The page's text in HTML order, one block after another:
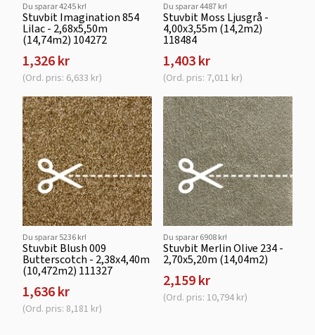
Du sparar 4245 kr!
Stuvbit Imagination 854
Lilac - 2,68x5,50m
(14,74m2) 104272
1,326 kr
(Ord. pris: 6,633 kr)
Du sparar 4487 kr!
Stuvbit Moss Ljusgrå -
4,00x3,55m (14,2m2)
118484
1,403 kr
(Ord. pris: 7,011 kr)
Du sparar 5236 kr!
Stuvbit Blush 009
Butterscotch - 2,38x4,40m
(10,472m2) 111327
1,636 kr
(Ord. pris: 8,181 kr)
Du sparar 6908 kr!
Stuvbit Merlin Olive 234 -
2,70x5,20m (14,04m2)
2,159 kr
(Ord. pris: 10,794 kr)